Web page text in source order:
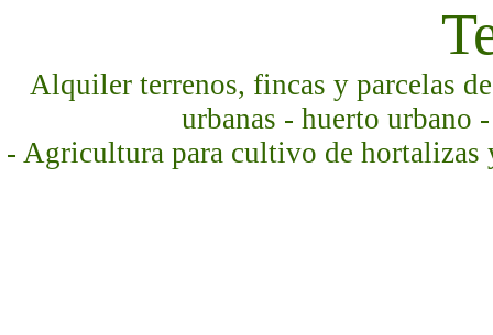
Alquiler terrenos, fincas y parcelas
urbanas - huerto urbano
- Agricultura para cultivo de hortalizas